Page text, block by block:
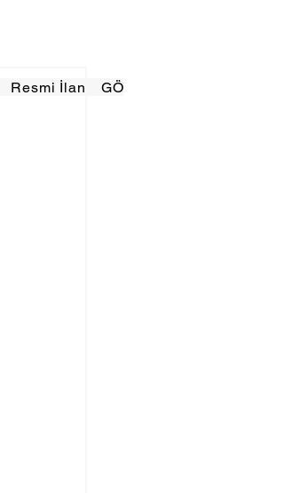
Resmi İlan GÖRÜNÜMTV